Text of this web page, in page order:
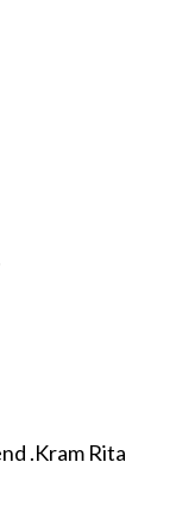
.Kram Rita